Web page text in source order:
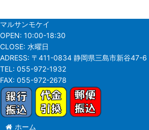
マルサンモケイ
OPEN: 10:00-18:30
CLOSE: 水曜日
ADRESS: 〒411-0834 静岡県三島市新谷47-6
TEL: 055-972-1932
FAX: 055-972-2678
ホーム